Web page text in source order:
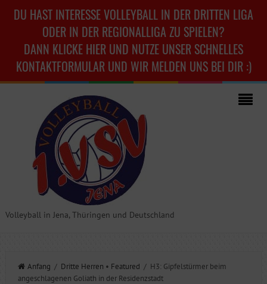
DU HAST INTERESSE VOLLEYBALL IN DER DRITTEN LIGA
ODER IN DER REGIONALLIGA ZU SPIELEN?
DANN KLICKE HIER UND NUTZE UNSER SCHNELLES
KONTAKTFORMULAR UND WIR MELDEN UNS BEI DIR :)
Volleyball in Jena, Thüringen und Deutschland
Anfang / Dritte Herren • Featured / H3: Gipfelstürmer beim
angeschlagenen Goliath in der Residenzstadt